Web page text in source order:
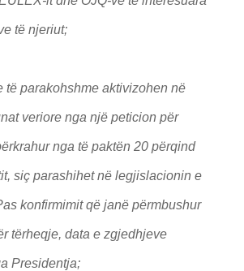
të njeriut;
të parakohshme aktivizohen në
veriore nga një peticion për
nga të paktën 20 përqind
siç parashihet në legjislacionin e
konfirmimit që janë përmbushur
tërheqje, data e zgjedhjeve
Presidentja;